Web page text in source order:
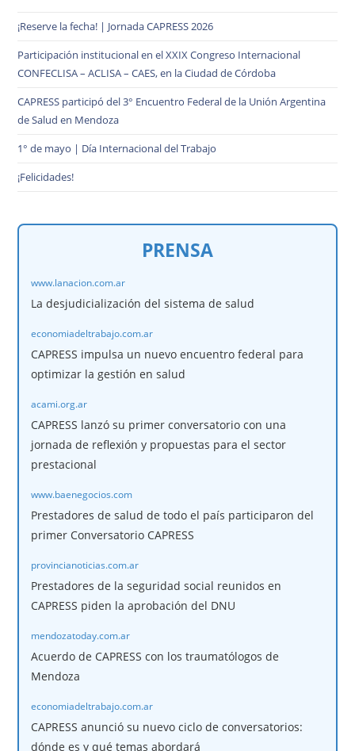
¡Reserve la fecha! | Jornada CAPRESS 2026
Participación institucional en el XXIX Congreso Internacional
CONFECLISA – ACLISA – CAES, en la Ciudad de Córdoba
CAPRESS participó del 3° Encuentro Federal de la Unión Argentina
de Salud en Mendoza
1° de mayo | Día Internacional del Trabajo
¡Felicidades!
PRENSA
www.lanacion.com.ar
La desjudicialización del sistema de salud
economiadeltrabajo.com.ar
CAPRESS impulsa un nuevo encuentro federal para
optimizar la gestión en salud
acami.org.ar
CAPRESS lanzó su primer conversatorio con una
jornada de reflexión y propuestas para el sector
prestacional
www.baenegocios.com
Prestadores de salud de todo el país participaron del
primer Conversatorio CAPRESS
provincianoticias.com.ar
Prestadores de la seguridad social reunidos en
CAPRESS piden la aprobación del DNU
mendozatoday.com.ar
Acuerdo de CAPRESS con los traumatólogos de
Mendoza
economiadeltrabajo.com.ar
CAPRESS anunció su nuevo ciclo de conversatorios:
dónde es y qué temas abordará